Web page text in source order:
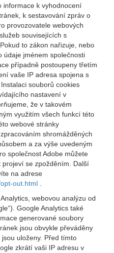
informace k vyhodnocení
k sestavování zpráv o
provozovatele webových
souvisejících s
to zákon nařizuje, nebo
údaje jménem společnosti
případně postoupeny třetím
vaše IP adresa spojena s
souborů cookies
nastavení v
že v takovém
využitím všech funkcí této
webové stránky
shromážděných
a za výše uvedeným
společnost Adobe můžete
projeví se zpožděním. Další
na adrese
out.html
webovou analýzu od
Google Analytics také
generované soubory
jsou obvykle převáděny
uloženy. Před tímto
zkrátí vaši IP adresu v